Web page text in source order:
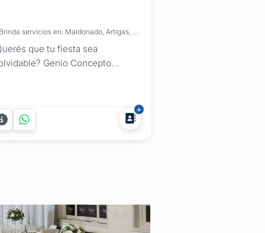
que tu fiesta sea
Genio Concepto
y recepción para fiestas y
que te ofrece un servicio
original y divertido.